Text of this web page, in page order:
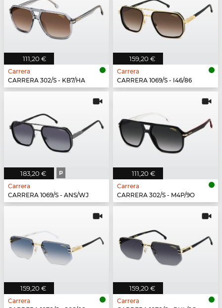
111,20 €
Carrera
CARRERA 302/S - KB7/HA
159,20 €
Carrera
CARRERA 1069/S - I46/86
183,20 € P
Carrera
CARRERA 1069/S - ANS/WJ
111,20 €
Carrera
CARRERA 302/S - M4P/9O
159,20 €
Carrera
159,20 €
Carrera